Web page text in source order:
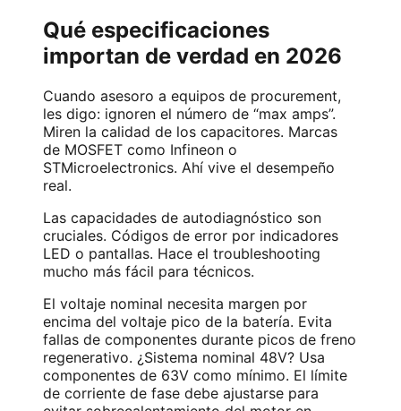
Qué especificaciones
importan de verdad en 2026
Cuando asesoro a equipos de procurement,
les digo: ignoren el número de “max amps”.
Miren la calidad de los capacitores. Marcas
de MOSFET como Infineon o
STMicroelectronics. Ahí vive el desempeño
real.
Las capacidades de autodiagnóstico son
cruciales. Códigos de error por indicadores
LED o pantallas. Hace el troubleshooting
mucho más fácil para técnicos.
El voltaje nominal necesita margen por
encima del voltaje pico de la batería. Evita
fallas de componentes durante picos de freno
regenerativo. ¿Sistema nominal 48V? Usa
componentes de 63V como mínimo. El límite
de corriente de fase debe ajustarse para